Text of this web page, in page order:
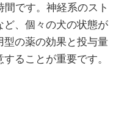
間です。神経系のスト
ど、個々の犬の状態が
の薬の効果と投与量
ることが重要です。